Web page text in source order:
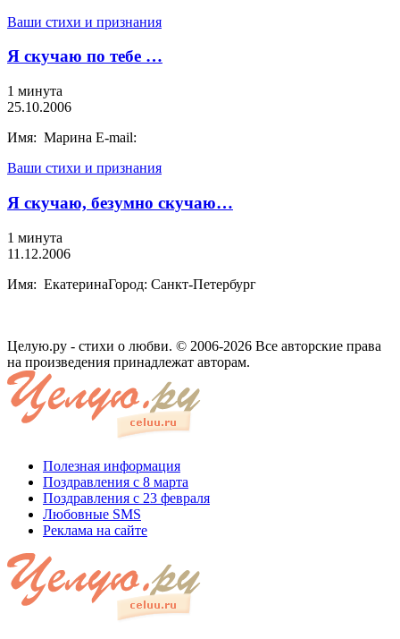
Ваши стихи и признания
Я скучаю по тебе …
1 минута
25.10.2006
Имя: Марина E-mail:
Ваши стихи и признания
Я скучаю, безумно скучаю…
1 минута
11.12.2006
Имя: ЕкатеринаГород: Санкт-Петербург
Целую.ру - стихи о любви. © 2006-2026 Все авторские права
на произведения принадлежат авторам.
Полезная информация
Поздравления с 8 марта
Поздравления с 23 февраля
Любовные SMS
Реклама на сайте